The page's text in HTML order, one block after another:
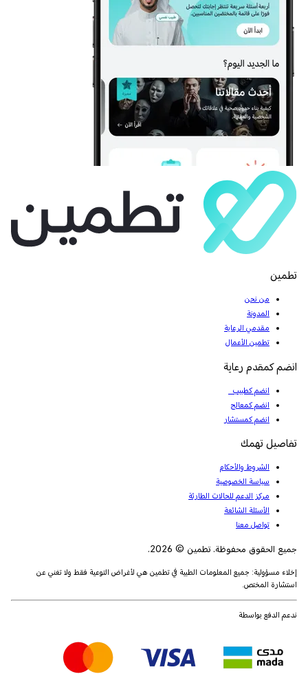
تطمين
من نحن
المدونة
مقدمي الرعاية
تطمين الأعمال
انضم كمقدم رعاية
انضم كطبيب
انضم كمعالج
انضم كمستشار
تفاصيل تهمك
الشروط والأحكام
سياسة الخصوصية
مركز الدعم للحالات الطارئة
الأسئلة الشائعة
تواصل معنا
جميع الحقوق محفوظة. تطمين © 2026.
إخلاء مسؤولية: جميع المعلومات الطبية في تطمين هي لأغراض التوعية فقط ولا تغني عن
استشارة المختص.
ندعم الدفع بواسطة